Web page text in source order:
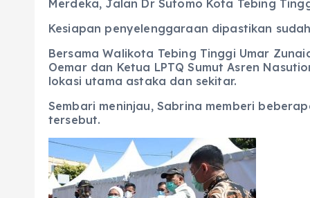
Merdeka, Jalan Dr Sutomo Kota Tebing
Kesiapan penyelenggaraan dipastikan
Bersama Walikota Tebing Tinggi Umar
Oemar dan Ketua LPTQ Sumut Asren
lokasi utama astaka dan sekitar.
Sembari meninjau, Sabrina memberi
tersebut.